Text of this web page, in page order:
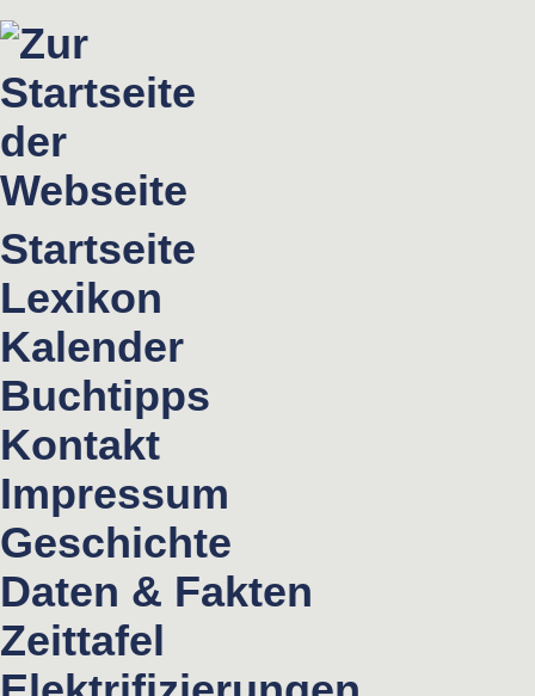
Startseite
Lexikon
Kalender
Buchtipps
Kontakt
Impressum
Geschichte
Daten & Fakten
Zeittafel